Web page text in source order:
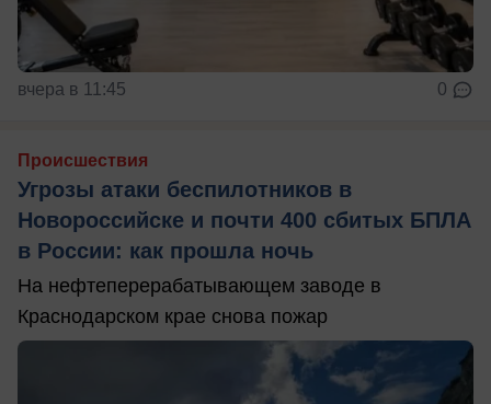
вчера в 11:45 0
Происшествия
Угрозы атаки беспилотников в
Новороссийске и почти 400 сбитых БПЛА
в России: как прошла ночь
На нефтеперерабатывающем заводе в
Краснодарском крае снова пожар